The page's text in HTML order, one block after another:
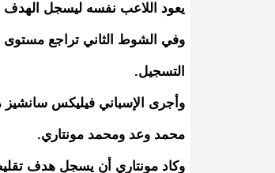
يعود اللاعب نفسه ليسجل الهدف
وفي الشوط الثاني تراجع مستوى
التسجيل.
وأجرى الإسباني فيليكس
محمد وعد ومحمد مونتاري.